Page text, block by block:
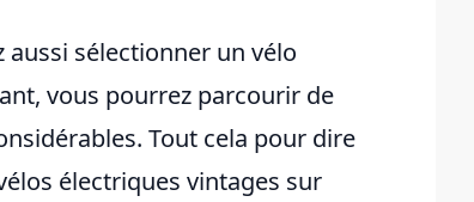
aussi sélectionner un vélo
vous pourrez parcourir de
Tout cela pour dire
électriques vintages sur